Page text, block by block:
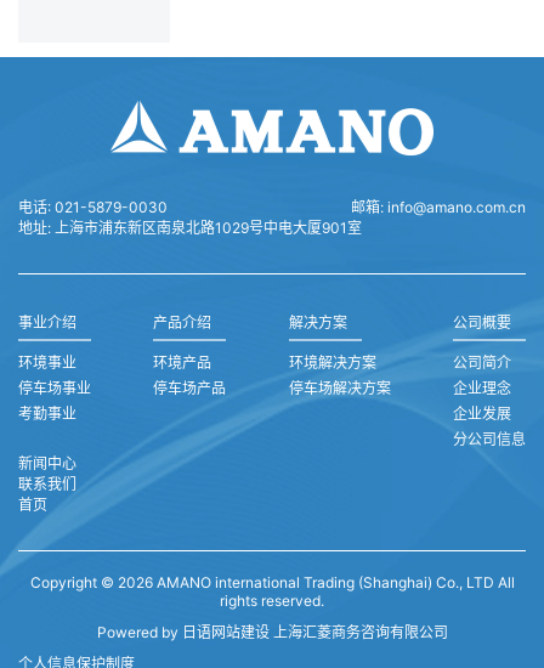
电话: 021-5879-0030 邮箱: info@amano.com.cn
地址: 上海市浦东新区南泉北路1029号中电大厦901室
首页
事业介绍
环境事业
停车场事业
考勤事业
产品介绍
环境产品
停车场产品
解决方案
环境解决方案
停车场解决方案
公司概要
公司简介
企业理念
企业发展
分公司信息
新闻中心
联系我们
Copyright © 2026 AMANO international Trading (Shanghai) Co., LTD All
rights reserved.
Powered by 日语网站建设 上海汇菱商务咨询有限公司
个人信息保护制度